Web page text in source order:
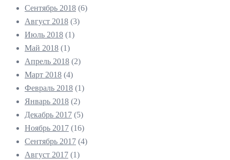
Сентябрь 2018 (6)
Август 2018 (3)
Июль 2018 (1)
Май 2018 (1)
Апрель 2018 (2)
Март 2018 (4)
Февраль 2018 (1)
Январь 2018 (2)
Декабрь 2017 (5)
Ноябрь 2017 (16)
Сентябрь 2017 (4)
Август 2017 (1)